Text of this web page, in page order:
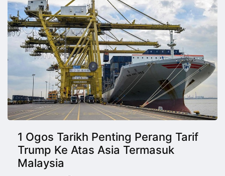
1 Ogos Tarikh Penting Perang Tarif
Trump Ke Atas Asia Termasuk
Malaysia